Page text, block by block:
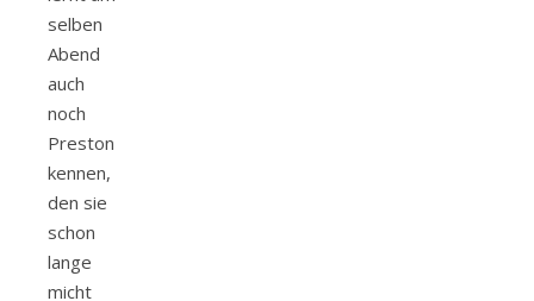
selben
Abend
auch
noch
Preston
kennen,
den sie
schon
lange
micht